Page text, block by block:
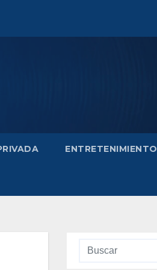
ENTRETENIMIENTO